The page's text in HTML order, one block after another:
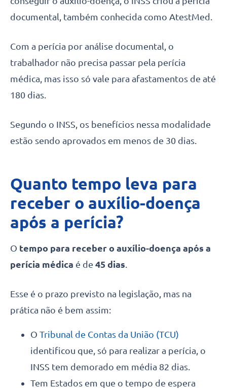
documental, também conhecida como AtestMed.
Com a perícia por análise documental, o
trabalhador não precisa passar pela perícia
médica, mas isso só vale para afastamentos de até
180 dias.
Segundo o INSS, os benefícios nessa modalidade
estão sendo aprovados em menos de 30 dias.
Quanto tempo leva para
receber o auxílio-doença
após a perícia?
O tempo para receber o auxílio-doença após a
perícia médica é de 45 dias.
Esse é o prazo previsto na legislação, mas na
prática não é bem assim:
O Tribunal de Contas da União (TCU)
identificou que, só para realizar a perícia, o
INSS tem demorado em média 82 dias.
Tem Estados em que o tempo de espera